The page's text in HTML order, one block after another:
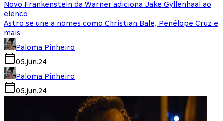
Novo Frankenstein da Warner adiciona Jake Gyllenhaal ao
elenco
Astro se une a nomes como Christian Bale, Penélope Cruz e
mais
Paloma Pinheiro
05.jun.24
Paloma Pinheiro
05.jun.24